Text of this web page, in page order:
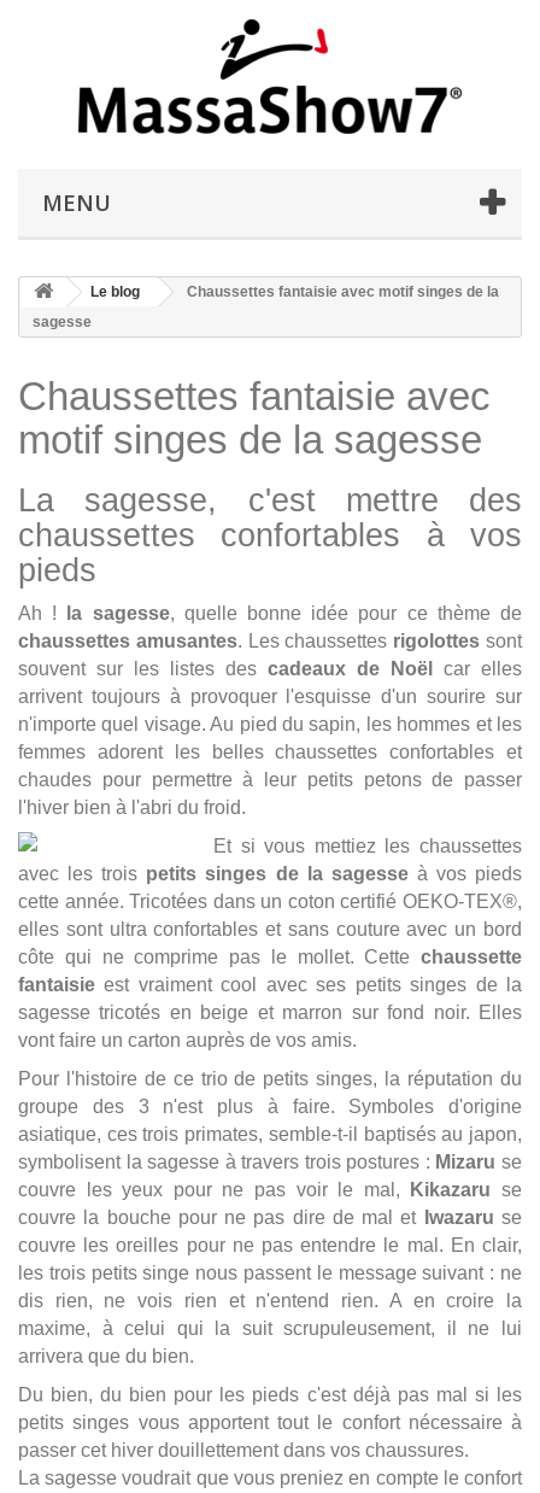
MENU
Le blog
Chaussettes fantaisie avec motif singes de la
sagesse
Chaussettes fantaisie avec
motif singes de la sagesse
La sagesse, c'est mettre des
chaussettes confortables à vos
pieds
Ah ! la sagesse, quelle bonne idée pour ce thème de
chaussettes amusantes. Les chaussettes rigolottes sont
souvent sur les listes des cadeaux de Noël
car elles
arrivent toujours à provoquer l'esquisse d'un sourire sur
n'importe quel visage. Au pied du sapin, les hommes et les
femmes adorent les belles chaussettes confortables et
chaudes pour permettre à leur petits petons de passer
l'hiver bien à l'abri du froid.
Et si vous mettiez les chaussettes
avec les trois petits singes de la sagesseà vos pieds
cette année. Tricotées dans un coton certifié OEKO-TEX®,
elles sont ultra confortables et sans couture avec un bord
côte qui ne comprime pas le mollet. Cette chaussette
fantaisie est vraiment cool avec ses petits singes de la
sagesse tricotés en beige et marron sur fond noir. Elles
vont faire un carton auprès de vos amis.
Pour l'histoire de ce trio de petits singes, la réputation du
groupe des 3 n'est plus à faire. Symboles d'origine
asiatique, ces trois primates, semble-t-il baptisés au japon,
symbolisent la sagesse à travers trois postures : Mizaru se
couvre les yeux pour ne pas voir le mal,
Kikazaru se
couvre la bouche pour ne pas dire de mal et Iwazaru se
couvre les oreilles pour ne pas entendre le mal. En clair,
les trois petits singe nous passent le message suivant : ne
dis rien, ne vois rien et n'entend rien. A en croire la
maxime, à celui qui la suit scrupuleusement, il ne lui
arrivera que du bien.
Du bien, du bien pour les pieds c'est déjà pas mal si les
petits singes vous apportent tout le confort nécessaire à
passer cet hiver douillettement dans vos chaussures.
La sagesse voudrait que vous preniez en compte le confort